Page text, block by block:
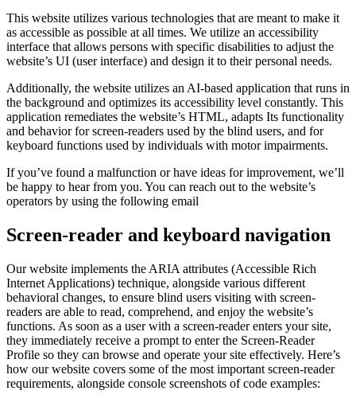
This website utilizes various technologies that are meant to make it
as accessible as possible at all times. We utilize an accessibility
interface that allows persons with specific disabilities to adjust the
website’s UI (user interface) and design it to their personal needs.
Additionally, the website utilizes an AI-based application that runs in
the background and optimizes its accessibility level constantly. This
application remediates the website’s HTML, adapts Its functionality
and behavior for screen-readers used by the blind users, and for
keyboard functions used by individuals with motor impairments.
If you’ve found a malfunction or have ideas for improvement, we’ll
be happy to hear from you. You can reach out to the website’s
operators by using the following email
Screen-reader and keyboard navigation
Our website implements the ARIA attributes (Accessible Rich
Internet Applications) technique, alongside various different
behavioral changes, to ensure blind users visiting with screen-
readers are able to read, comprehend, and enjoy the website’s
functions. As soon as a user with a screen-reader enters your site,
they immediately receive a prompt to enter the Screen-Reader
Profile so they can browse and operate your site effectively. Here’s
how our website covers some of the most important screen-reader
requirements, alongside console screenshots of code examples: